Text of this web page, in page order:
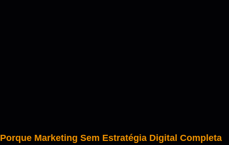
Porque Marketing Sem Estratégia Digital Completa